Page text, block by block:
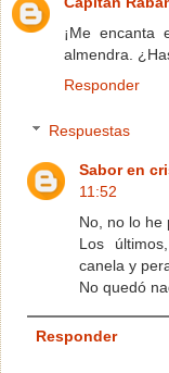
¡Me
almendra.
Responder
Respuestas
Sabor en
11:52
No, no lo he
Los
canela y
No quedó
Responder